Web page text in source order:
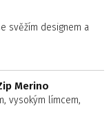
svěžím designem a
Merino
vysokým límcem,